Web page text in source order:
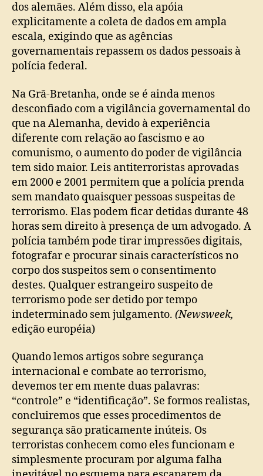
dos alemães. Além disso, ela apóia
explicitamente a coleta de dados em ampla
escala, exigindo que as agências
governamentais repassem os dados pessoais à
polícia federal.
Na Grã-Bretanha, onde se é ainda menos
desconfiado com a vigilância governamental do
que na Alemanha, devido à experiência
diferente com relação ao fascismo e ao
comunismo, o aumento do poder de vigilância
tem sido maior. Leis antiterroristas aprovadas
em 2000 e 2001 permitem que a polícia prenda
sem mandato quaisquer pessoas suspeitas de
terrorismo. Elas podem ficar detidas durante 48
horas sem direito à presença de um advogado. A
polícia também pode tirar impressões digitais,
fotografar e procurar sinais característicos no
corpo dos suspeitos sem o consentimento
destes. Qualquer estrangeiro suspeito de
terrorismo pode ser detido por tempo
indeterminado sem julgamento. (Newsweek,
edição européia)
Quando lemos artigos sobre segurança
internacional e combate ao terrorismo,
devemos ter em mente duas palavras:
“controle” e “identificação”. Se formos realistas,
concluiremos que esses procedimentos de
segurança são praticamente inúteis. Os
terroristas conhecem como eles funcionam e
simplesmente procuram por alguma falha